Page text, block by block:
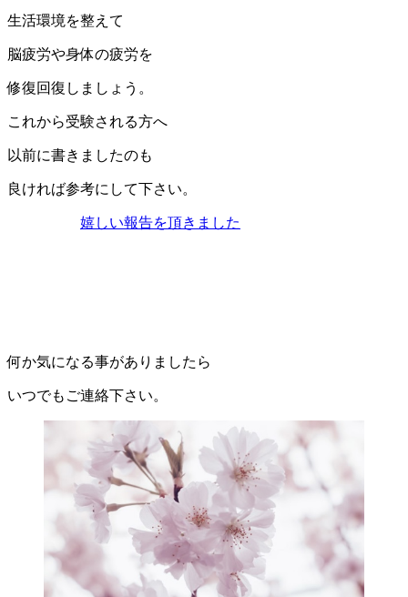
生活環境を整えて
脳疲労や身体の疲労を
修復回復しましょう。
これから受験される方へ
以前に書きましたのも
良ければ参考にして下さい。
嬉しい報告を頂きました
何か気になる事がありましたら
いつでもご連絡下さい。